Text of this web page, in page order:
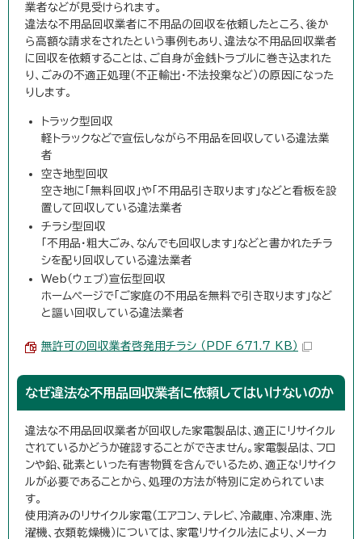
業者などが見受けられます。
違法な不用品回収業者に不用品の回収を依頼したところ、後か
ら高額な請求をされたという事例もあり、違法な不用品回収業者
に回収を依頼することは、ご自身が金銭トラブルに巻き込まれた
り、ごみの不適正処理（不正輸出・不法投棄など）の原因になった
りします。
トラック型回収
軽トラックなどで宣伝しながら不用品を回収している違法業
者
空き地型回収
空き地に「無料回収」や「不用品引き取ります」などと看板を設
置して回収している違法業者
チラシ型回収
「不用品・粗大ごみ、なんでも回収します」などと書かれたチラ
シを配り回収している違法業者
Web（ウェブ）宣伝型回収
ホームページで「ご家庭の不用品を無料で引き取ります」など
と謳い回収している違法業者
無許可の回収業者啓発用チラシ （PDF 671.7 KB）
なぜ違法な不用品回収業者に依頼してはいけないのか
違法な不用品回収業者が回収した家電製品は、適正にリサイクル
されているかどうか確認することができません。家電製品は、フロ
ンや鉛、砒素といった有害物質を含んでいるため、適正なリサイク
ルが必要であることから、処理の方法が特別に定められていま
す。
使用済みのリサイクル家電（エアコン、テレビ、冷蔵庫、冷凍庫、洗
濯機、衣類乾燥機）については、家電リサイクル法により、メーカ